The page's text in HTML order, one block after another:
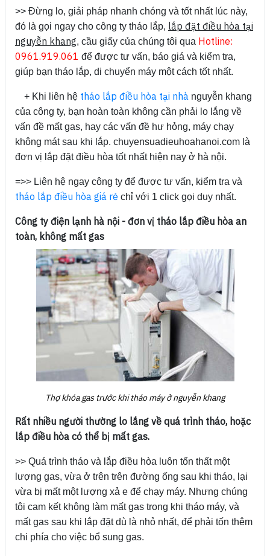
>> Đừng lo, giải pháp nhanh chóng và tốt nhất lúc này,
đó là gọi ngay cho công ty tháo lắp, lắp đặt điều hòa tại
nguyễn khang, cầu giấy của chúng tôi qua Hotline:
0961.919.061 để được tư vấn, báo giá và kiểm tra,
giúp bạn tháo lắp, di chuyển máy một cách tốt nhất.
+ Khi liên hệ tháo lắp điều hòa tại nhà nguyễn khang
của công ty, bạn hoàn toàn không cần phải lo lắng về
vấn đề mất gas, hay các vấn đề hư hỏng, máy chạy
không mát sau khi lắp. chuyensuadieuhoahanoi.com là
đơn vị lắp đặt điều hòa tốt nhất hiện nay ở hà nội.
=>> Liên hệ ngay công ty để được tư vấn, kiểm tra và
tháo lắp điều hòa giá rẻ chỉ với 1 click gọi duy nhất.
Công ty điện lạnh hà nội - đơn vị tháo lắp điều hòa an
toàn, không mất gas
Thợ khóa gas trước khi tháo máy ở nguyễn khang
Rất nhiều người thường lo lắng về quá trình tháo, hoặc
lắp điều hòa có thể bị mất gas.
>> Quá trình tháo và lắp điều hòa luôn tổn thất một
lượng gas, vừa ở trên trên đường ống sau khi tháo, lại
vừa bị mất một lượng xả e để chạy máy. Nhưng chúng
tôi cam kết không làm mất gas trong khi tháo máy, và
mất gas sau khi lắp đặt dù là nhỏ nhất, để phải tốn thêm
chi phía cho việc bổ sung gas.